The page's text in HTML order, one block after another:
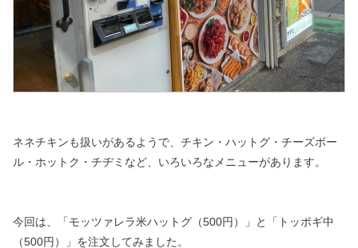
ネネチキンも扱いがあるようで、 チキン・ハットグ・チーズボー
ル・ホットク・チヂミなど、 いろいろなメニューがあります。
今回は、「モッツァレラ米ハットグ（500円）」と「トッポギ中
（500円）」を注文してみました。